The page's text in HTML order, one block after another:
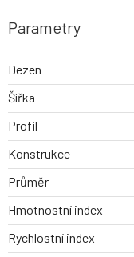
Parametry
Dezen
Šířka
Profil
Konstrukce
Průměr
Hmotnostní index
Rychlostní index